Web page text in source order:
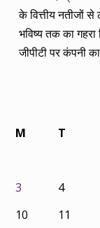
के वित्तीय नतीजों
भविष्य तक का
जीपीटी पर कंपनी
M
T
3
4
10
11